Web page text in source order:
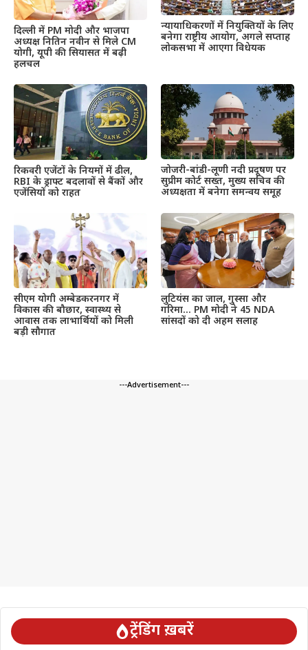
दिल्ली में PM मोदी और भाजपा
अध्यक्ष नितिन नवीन से मिले CM
योगी, यूपी की सियासत में बढ़ी
हलचल
न्यायाधिकरणों में नियुक्तियों के लिए
बनेगा राष्ट्रीय आयोग, अगले सप्ताह
लोकसभा में आएगा विधेयक
रिकवरी एजेंटों के नियमों में ढील,
RBI के ड्राफ्ट बदलावों से बैंकों और
एजेंसियों को राहत
जोजरी-बांडी-लूणी नदी प्रदूषण पर
सुप्रीम कोर्ट सख्त, मुख्य सचिव की
अध्यक्षता में बनेगा समन्वय समूह
सीएम योगी अम्बेडकरनगर में
विकास की बौछार, स्वास्थ्य से
आवास तक लाभार्थियों को मिली
बड़ी सौगात
लुटियंस का जाल, गुस्सा और
गरिमा… PM मोदी ने 45 NDA
सांसदों को दी अहम सलाह
---Advertisement---
ट्रेंडिंग ख़बरें